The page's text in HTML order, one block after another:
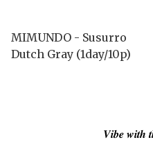
MIMUNDO - Susurro
Dutch Gray (1day/10p)
𝑽𝒊𝒃𝒆 𝒘𝒊𝒕𝒉